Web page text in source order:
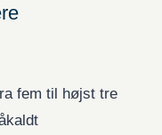
fem til højst tre